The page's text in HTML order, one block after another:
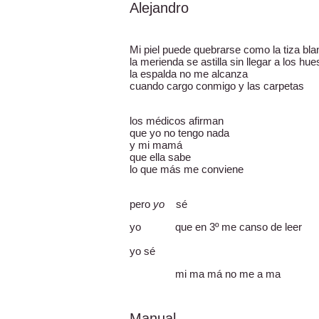
Alejandro
Mi piel puede quebrarse como la tiza
la merienda se astilla sin llegar a los
la espalda no me alcanza
cuando cargo conmigo y las carpetas
los médicos afirman
que yo no tengo nada
y mi mamá
que ella sabe
lo que más me conviene
pero yo sé
yo que en 3º me canso de leer
yo sé
mi ma má no me a ma